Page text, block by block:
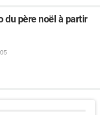
du père noël à partir